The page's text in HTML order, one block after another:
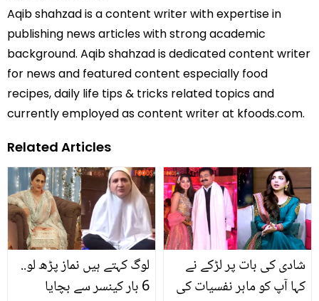
Aqib shahzad is a content writer with expertise in
publishing news articles with strong academic
background. Aqib shahzad is dedicated content writer
for news and featured content especially food
recipes, daily life tips & tricks related topics and
currently employed as content writer at kfoods.com.
Related Articles
لوگ کہتے ہیں نماز پڑھ لو..
6 بار کینسر سے بچایا
شادی کی بات پر لڑکے نے
کہا آپ کو ماہر نفسیات کی